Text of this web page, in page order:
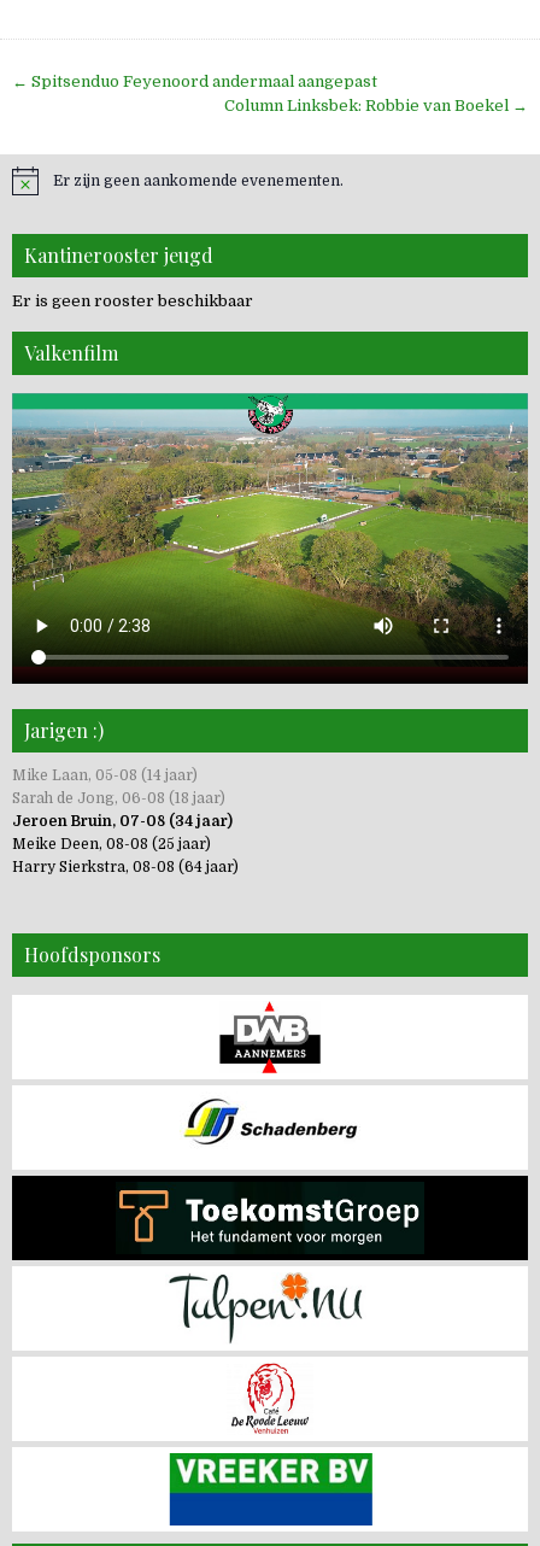
Bericht
← Spitsenduo Feyenoord andermaal aangepast
Column Linksbek: Robbie van Boekel →
Er zijn geen aankomende evenementen.
Kantinerooster jeugd
Er is geen rooster beschikbaar
Valkenfilm
Jarigen :)
Mike Laan, 05-08 (14 jaar)
Sarah de Jong, 06-08 (18 jaar)
Jeroen Bruin, 07-08 (34 jaar)
Meike Deen, 08-08 (25 jaar)
Harry Sierkstra, 08-08 (64 jaar)
Hoofdsponsors